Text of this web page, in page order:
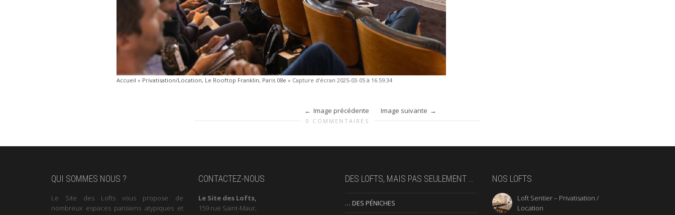
Accueil » Privatisation/Location, Le Rooftop Franklin, Paris 08e » Capture d’écran 2025-03-05 à 16.59.34
Image précédente Image suivante
0 COMMENTAIRES
QUI SOMMES NOUS ?
Le Site des Lofts vous propose de
nombreux espaces parisiens atypiques et
CONTACTEZ-NOUS
Le Site des Lofts,
159 rue Saint-Maur,
DES LOFTS, MAIS PAS SEULEMENT …
… DES PÉNICHES
NOS LOFTS
Loft Sentier – Privatisation /
Location